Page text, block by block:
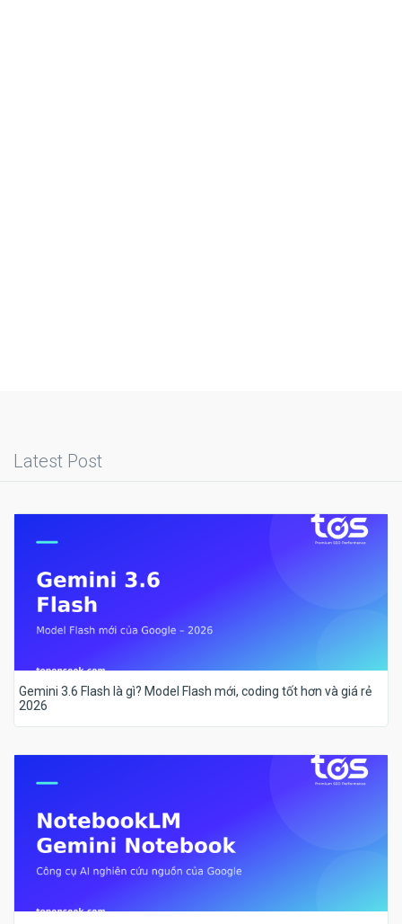
Latest Post
Gemini 3.6 Flash là gì? Model Flash mới, coding tốt hơn và giá rẻ
2026